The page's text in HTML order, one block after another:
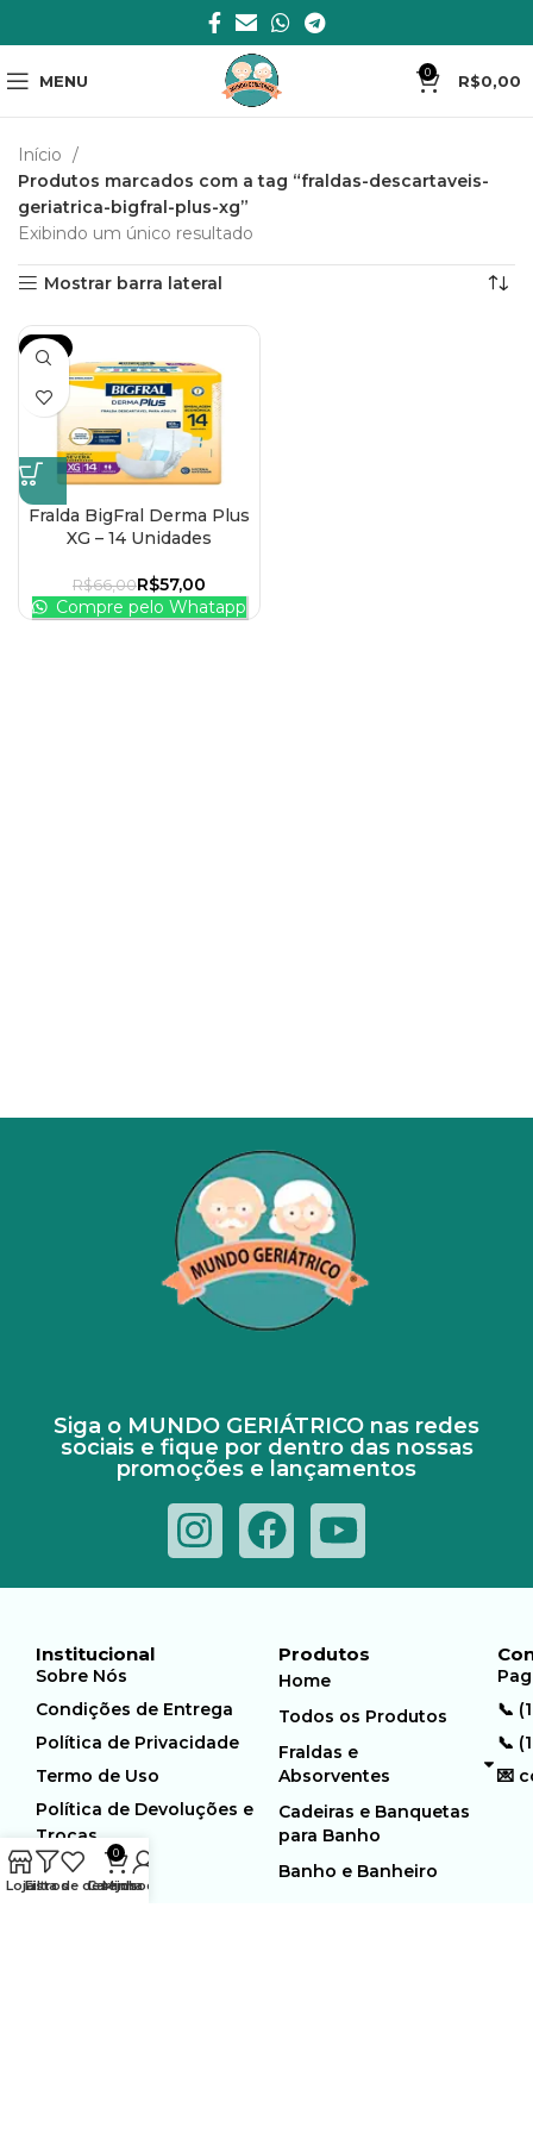
MENU 0 R$0,00
Início
Produtos marcados com a tag “fraldas-descartaveis-
geriatrica-bigfral-plus-xg”
Exibindo um único resultado
Mostrar barra lateral
-14%
Fralda BigFral Derma Plus
XG – 14 Unidades
R$66,00R$57,00
Compre pelo Whatapp
Siga o MUNDO GERIÁTRICO nas redes
sociais e fique por dentro das nossas
promoções e lançamentos
Institucional
Sobre Nós
Condições de Entrega
Política de Privacidade
Termo de Uso
Política de Devoluções e
Trocas
Produtos
Home
Todos os Produtos
Fraldas e
Absorventes
Cadeiras e Banquetas
para Banho
Banho e Banheiro
📞
📞
💌
LojaFiltros
Lista de desejos
0
Carrinho
Minha conta